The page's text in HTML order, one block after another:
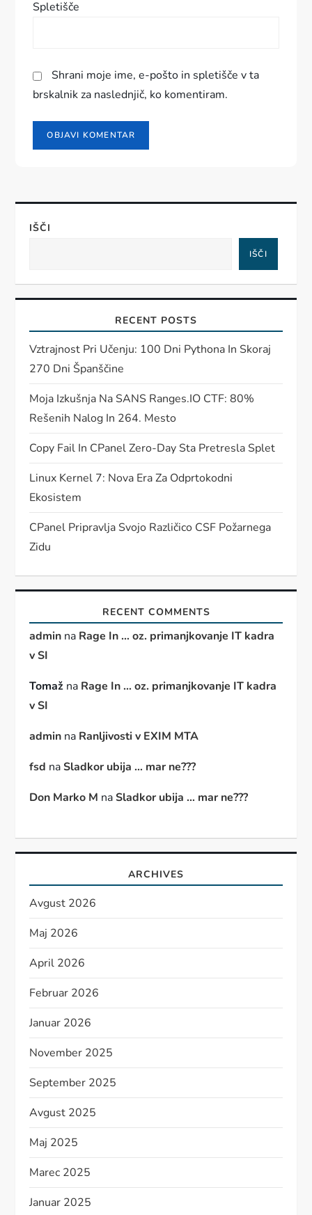
k
Spletišče
Shrani moje ime, e-pošto in spletišče v ta
brskalnik za naslednjič, ko komentiram.
IŠČI
IŠČI
RECENT POSTS
Vztrajnost Pri Učenju: 100 Dni Pythona In Skoraj
270 Dni Španščine
Moja Izkušnja Na SANS Ranges.IO CTF: 80%
Rešenih Nalog In 264. Mesto
Copy Fail In CPanel Zero-Day Sta Pretresla Splet
Linux Kernel 7: Nova Era Za Odprtokodni
Ekosistem
CPanel Pripravlja Svojo Različico CSF Požarnega
Zidu
RECENT COMMENTS
admin na Rage In … oz. primanjkovanje IT kadra
v SI
Tomaž na Rage In … oz. primanjkovanje IT kadra
v SI
admin na Ranljivosti v EXIM MTA
fsd naSladkor ubija … mar ne???
Don Marko M naSladkor ubija … mar ne???
ARCHIVES
Avgust 2026
Maj 2026
April 2026
Februar 2026
Januar 2026
November 2025
September 2025
Avgust 2025
Maj 2025
Marec 2025
Januar 2025